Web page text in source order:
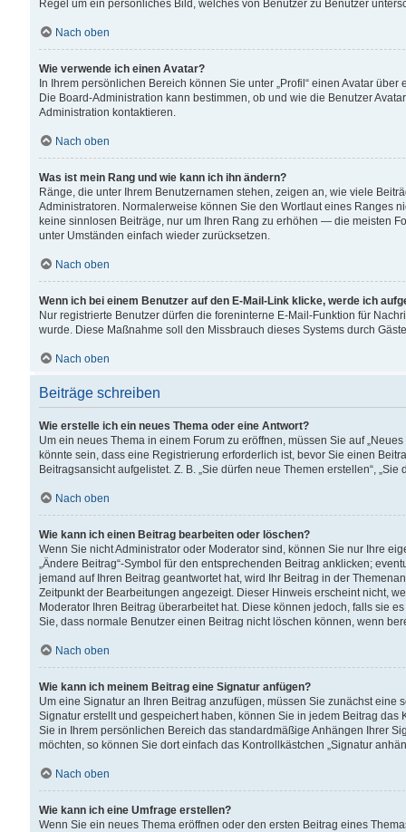
Regel um ein persönliches Bild, welches von Benutzer zu Benutzer
Nach oben
Wie verwende ich einen Avatar?
In Ihrem persönlichen Bereich können Sie unter „Profil“ einen Avatar
Die Board-Administration kann bestimmen, ob und wie die Benutzer
Administration kontaktieren.
Nach oben
Was ist mein Rang und wie kann ich ihn ändern?
Ränge, die unter Ihrem Benutzernamen stehen, zeigen an, wie viele
Administratoren. Normalerweise können Sie den Wortlaut eines Ranges
keine sinnlosen Beiträge, nur um Ihren Rang zu erhöhen — die meisten
unter Umständen einfach wieder zurücksetzen.
Nach oben
Wenn ich bei einem Benutzer auf den E-Mail-Link klicke, werde ich
Nur registrierte Benutzer dürfen die foreninterne E-Mail-Funktion für
wurde. Diese Maßnahme soll den Missbrauch dieses Systems durch
Nach oben
Beiträge schreiben
Wie erstelle ich ein neues Thema oder eine Antwort?
Um ein neues Thema in einem Forum zu eröffnen, müssen Sie auf
könnte sein, dass eine Registrierung erforderlich ist, bevor Sie einen
Beitragsansicht aufgelistet. Z. B. „Sie dürfen neue Themen erstellen“,
Nach oben
Wie kann ich einen Beitrag bearbeiten oder löschen?
Wenn Sie nicht Administrator oder Moderator sind, können Sie nur Ihre
„Ändere Beitrag“-Symbol für den entsprechenden Beitrag anklicken;
jemand auf Ihren Beitrag geantwortet hat, wird Ihr Beitrag in der
Zeitpunkt der Bearbeitungen angezeigt. Dieser Hinweis erscheint nicht,
Moderator Ihren Beitrag überarbeitet hat. Diese können jedoch, falls sie
Sie, dass normale Benutzer einen Beitrag nicht löschen können, wenn
Nach oben
Wie kann ich meinem Beitrag eine Signatur anfügen?
Um eine Signatur an Ihren Beitrag anzufügen, müssen Sie zunächst
Signatur erstellt und gespeichert haben, können Sie in jedem Beitrag
Sie in Ihrem persönlichen Bereich das standardmäßige Anhängen Ihrer
möchten, so können Sie dort einfach das Kontrollkästchen „Signatur
Nach oben
Wie kann ich eine Umfrage erstellen?
Wenn Sie ein neues Thema eröffnen oder den ersten Beitrag eines